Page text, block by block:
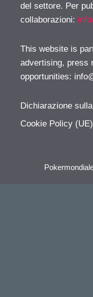
del settore. Per
collaborazioni:
This website is
advertising, press
opportunities:
Dichiarazione
Cookie Policy (UE)